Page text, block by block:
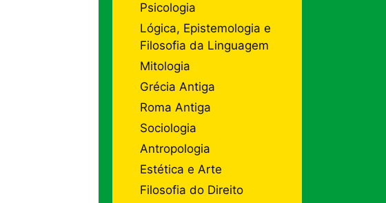
Psicologia
Lógica, Epistemologia e
Filosofia da Linguagem
Mitologia
Grécia Antiga
Roma Antiga
Sociologia
Antropologia
Estética e Arte
Filosofia do Direito